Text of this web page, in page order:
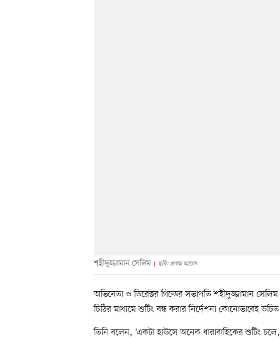
শহীদুজ্জামান সেলিম ছবি: প্রথম আলো
অভিনেতা ও ডিরেক্টর গিল্ডের সভাপতি শহীদুজ্জামান
চিঠির মাধ্যমে শুটিং বন্ধ করার নির্দেশনা কোনোভাবেই
তিনি বলেন, ‘একটা হাউসে অনেক ধারাবাহিকের শুটিং